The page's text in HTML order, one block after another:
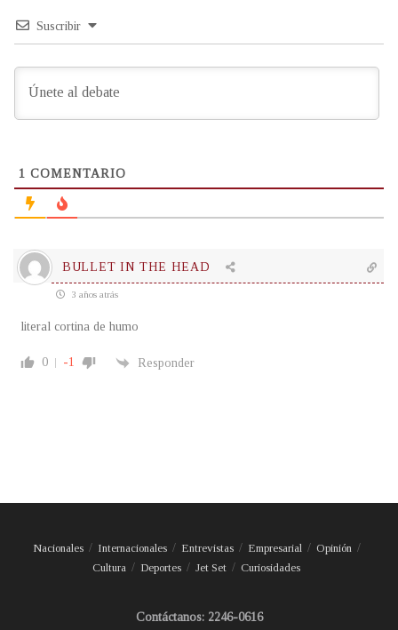
Suscribir
1 COMENTARIO
BULLET IN THE HEAD
3 años atrás
literal cortina de humo
0 -1 Responder
Nacionales Internacionales Entrevistas Empresarial
Opinión
Cultura
Deportes Jet Set Curiosidades
Contáctanos: 2246-0616